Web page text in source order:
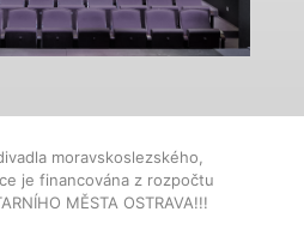
moravskoslezského,
je financována z rozpočtu
MĚSTA OSTRAVA!!!